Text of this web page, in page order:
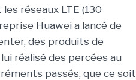
réseaux LTE (130
Huawei a lancé de
des produits de
réalisé des percées au
passés, que ce soit